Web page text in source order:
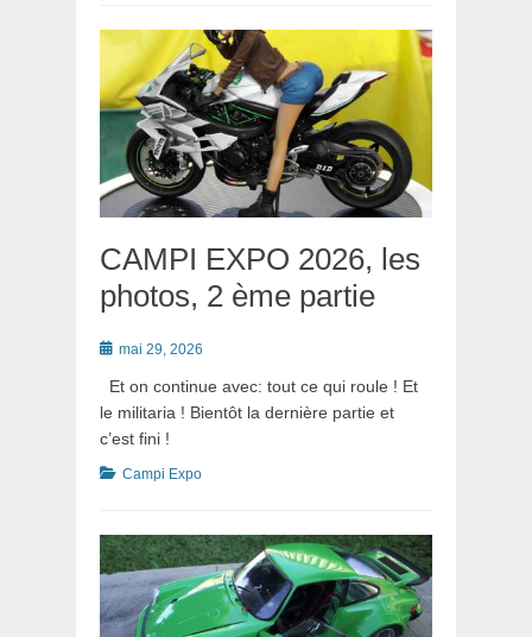
CAMPI EXPO 2026, les
photos, 2 ème partie
Postémai 29, 2026
Et on continue avec: tout ce qui roule ! Et
le militaria ! Bientôt la dernière partie et
c’est fini !
Catégories
Campi Expo